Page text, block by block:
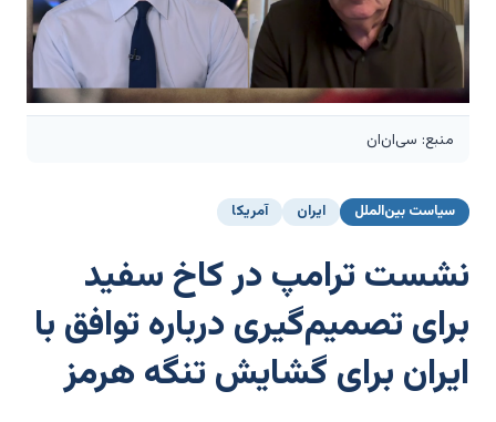
منبع: سی‌ان‌ان
سیاست بین‌الملل ایران آمریکا
نشست ترامپ در کاخ سفید
برای تصمیم‌گیری درباره توافق با
ایران برای گشایش تنگه هرمز